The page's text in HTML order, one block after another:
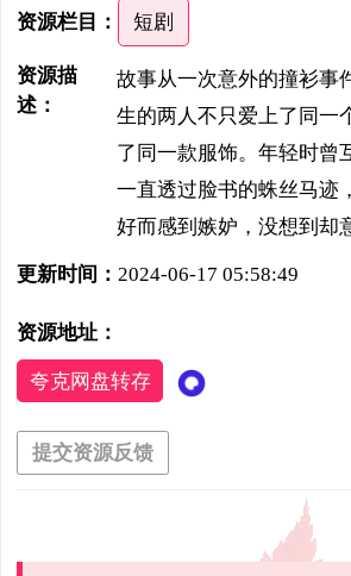
资源栏目： 短剧
资源描
述：
故事从一次意外的撞衫事
生的两人不只爱上了同一
了同一款服饰。年轻时曾
一直透过脸书的蛛丝马迹
好而感到嫉妒，没想到却
更新时间：2024-06-17 05:58:49
资源地址：
夸克网盘转存
提交资源反馈